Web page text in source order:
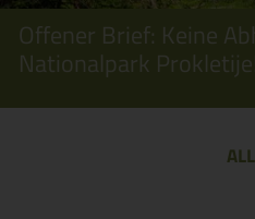
Offener Brief: Keine
Nationalpark Prokletije!